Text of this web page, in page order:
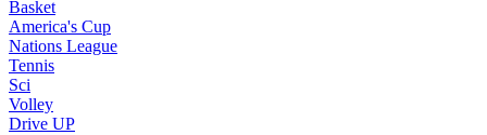
Basket
America's Cup
Nations League
Tennis
Sci
Volley
Drive UP